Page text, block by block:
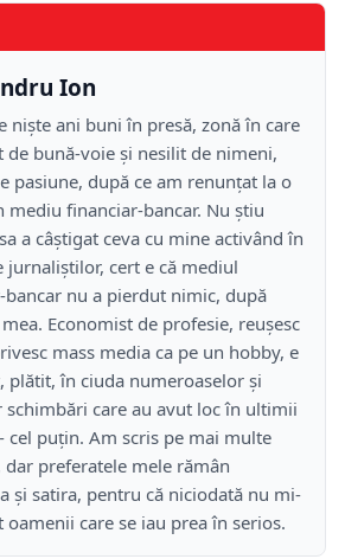
Ion
niște ani buni în presă, zonă în care
de bună-voie și nesilit de nimeni,
pasiune, după ce am renunțat la o
mediu financiar-bancar. Nu știu
a câștigat ceva cu mine activând în
jurnaliștilor, cert e că mediul
bancar nu a pierdut nimic, după
Economist de profesie, reușesc
mass media ca pe un hobby, e
plătit, în ciuda numeroaselor și
schimbări care au avut loc în ultimii
cel puțin. Am scris pe mai multe
preferatele mele rămân
și satira, pentru că niciodată nu mi-
oamenii care se iau prea în serios.